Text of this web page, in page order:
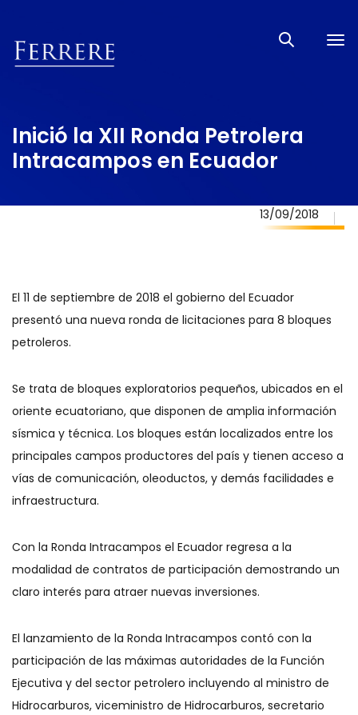
Inició la XII Ronda Petrolera
Intracampos en Ecuador
13/09/2018
El 11 de septiembre de 2018 el gobierno del Ecuador
presentó una nueva ronda de licitaciones para 8 bloques
petroleros.
Se trata de bloques exploratorios pequeños, ubicados en el
oriente ecuatoriano, que disponen de amplia información
sísmica y técnica. Los bloques están localizados entre los
principales campos productores del país y tienen acceso a
vías de comunicación, oleoductos, y demás facilidades e
infraestructura.
Con la Ronda Intracampos el Ecuador regresa a la
modalidad de contratos de participación demostrando un
claro interés para atraer nuevas inversiones.
El lanzamiento de la Ronda Intracampos contó con la
participación de las máximas autoridades de la Función
Ejecutiva y del sector petrolero incluyendo al ministro de
Hidrocarburos, viceministro de Hidrocarburos, secretario